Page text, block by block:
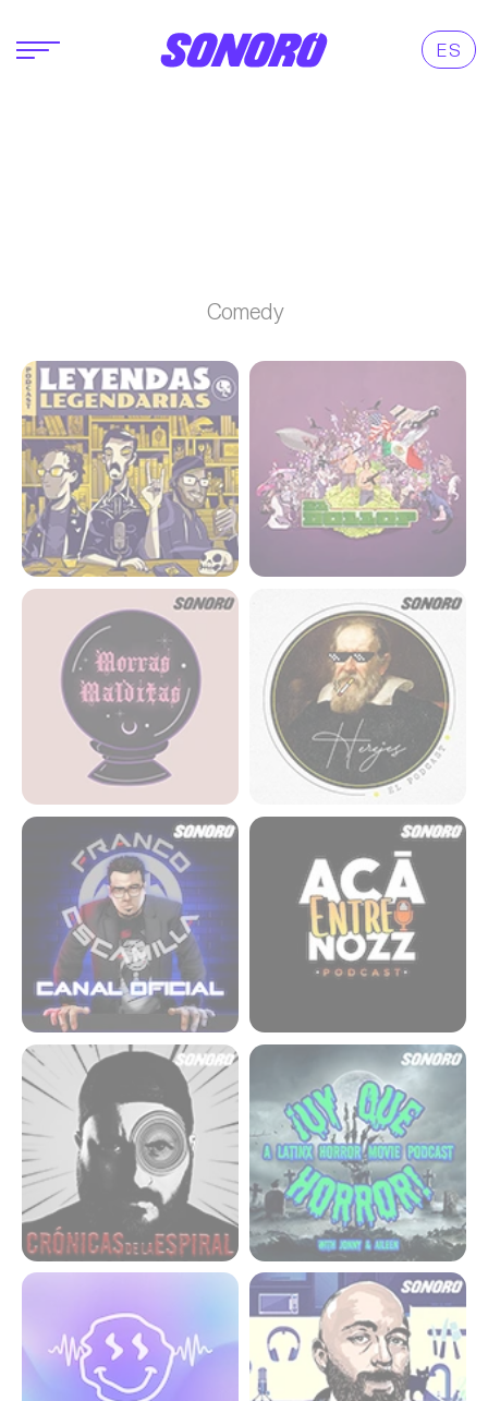
ES
Comedy
Leyendas Legendarias El Dollop
Morras Malditas HEREJES: EL PODCAST
Franco Escamilla Canal
Acá entre nozz
Crónicas de la espiral
¡Uy que horror! A Latinx
horror movie podcast
Sonoro Podcast Peez Live Show